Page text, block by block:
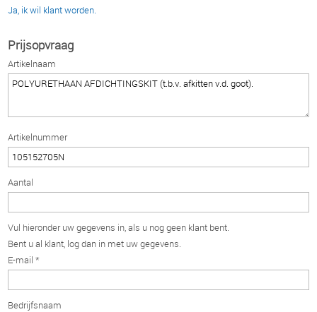
Ja, ik wil klant worden.
Prijsopvraag
Artikelnaam
Artikelnummer
Aantal
Vul hieronder uw gegevens in, als u nog geen klant bent.
Bent u al klant, log dan in met uw gegevens.
E-mail *
Bedrijfsnaam